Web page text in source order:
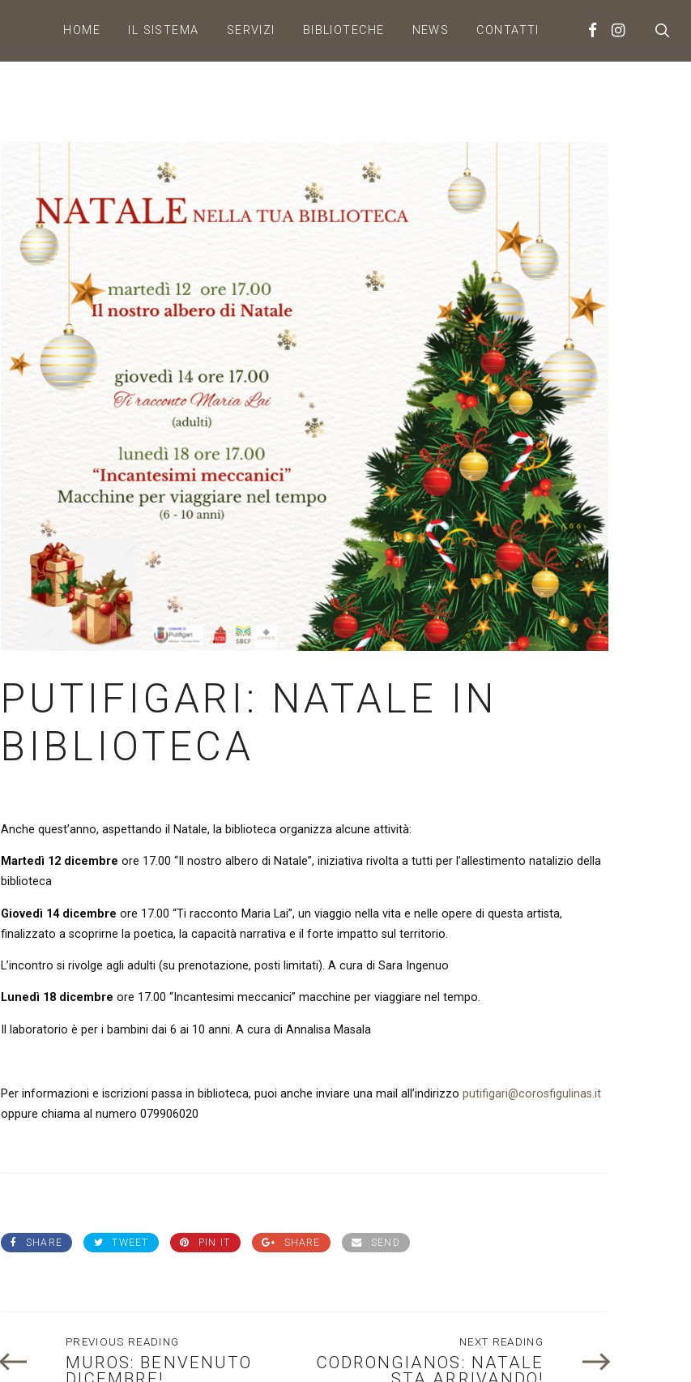
HOME IL SISTEMA SERVIZI BIBLIOTECHE NEWS CONTATTI
PUTIFIGARI: NATALE IN
BIBLIOTECA
Anche quest’anno, aspettando il Natale, la biblioteca organizza alcune attività:
Martedì 12 dicembre ore 17.00 “Il nostro albero di Natale”, iniziativa rivolta a tutti per l’allestimento natalizio della
biblioteca
Giovedì 14 dicembre ore 17.00 “Ti racconto Maria Lai”, un viaggio nella vita e nelle opere di questa artista,
finalizzato a scoprirne la poetica, la capacità narrativa e il forte impatto sul territorio.
L’incontro si rivolge agli adulti (su prenotazione, posti limitati). A cura di Sara Ingenuo
Lunedì 18 dicembre ore 17.00 “Incantesimi meccanici” macchine per viaggiare nel tempo.
Il laboratorio è per i bambini dai 6 ai 10 anni. A cura di Annalisa Masala
Per informazioni e iscrizioni passa in biblioteca, puoi anche inviare una mail all’indirizzo putifigari@corosfigulinas.it
oppure chiama al numero 079906020
SHARE TWEET PIN IT SHARE SEND
PREVIOUS READING
MUROS: BENVENUTO
NEXT READING
CODRONGIANOS: NATALE